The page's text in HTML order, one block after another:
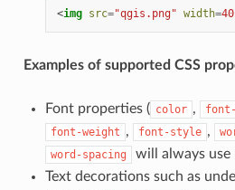
<img src="qgis.png" width=40
Examples of supported CSS
Font properties ( color ,
font-weight , font-style ,
word-spacing
will always
Text decorations such as